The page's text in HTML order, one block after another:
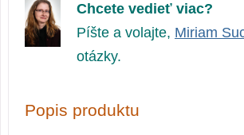
Chcete vedieť viac?
Píšte a volajte, Miriam
otázky.
Popis produktu